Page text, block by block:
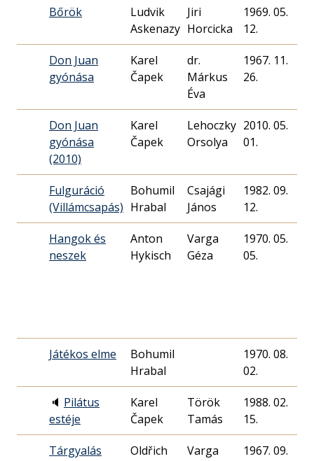
Bőrök
Ludvik
Askenazy
Jiri
Horcicka
1969. 05.
12.
Don Juan
gyónása
Karel
Čapek
dr.
Márkus
Éva
1967. 11.
26.
Don Juan
gyónása
(2010)
Karel
Čapek
Lehoczky
Orsolya
2010. 05.
01.
Fulguráció
(Villámcsapás)
Bohumil
Hrabal
Csajági
János
1982. 09.
12.
Hangok és
neszek
Anton
Hykisch
Varga
Géza
1970. 05.
05.
Játékos elme
Bohumil
Hrabal
1970. 08.
02.
🔈 Pilátus
estéje
Karel
Čapek
Török
Tamás
1988. 02.
15.
Tárgyalás
Oldřich
Varga
1967. 09.